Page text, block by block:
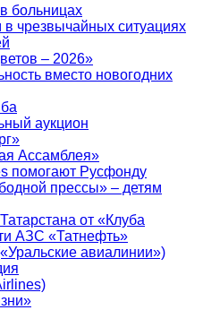
больницах
чрезвычайных ситуациях
– 2026»
вместо новогодних
аукцион
Ассамблея»
помогают Русфонду
прессы» – детям
от «Клуба
АЗС «Татнефть»
авиалинии»)